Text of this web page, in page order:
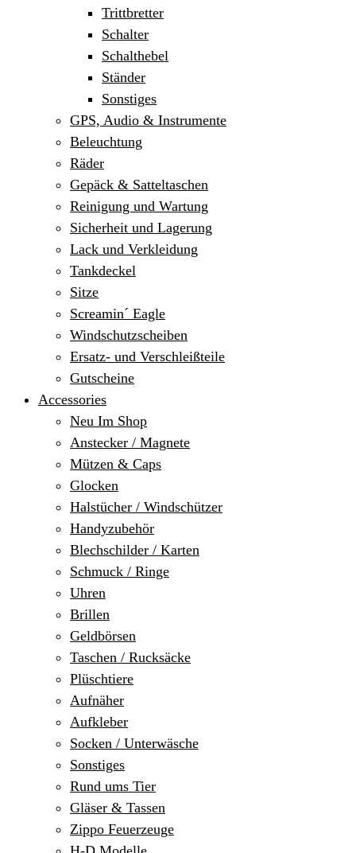
Trittbretter
Schalter
Schalthebel
Ständer
Sonstiges
GPS, Audio & Instrumente
Beleuchtung
Räder
Gepäck & Satteltaschen
Reinigung und Wartung
Sicherheit und Lagerung
Lack und Verkleidung
Tankdeckel
Sitze
Screamin´ Eagle
Windschutzscheiben
Ersatz- und Verschleißteile
Gutscheine
Accessories
Neu Im Shop
Anstecker / Magnete
Mützen & Caps
Glocken
Halstücher / Windschützer
Handyzubehör
Blechschilder / Karten
Schmuck / Ringe
Uhren
Brillen
Geldbörsen
Taschen / Rucksäcke
Plüschtiere
Aufnäher
Aufkleber
Socken / Unterwäsche
Sonstiges
Rund ums Tier
Gläser & Tassen
Zippo Feuerzeuge